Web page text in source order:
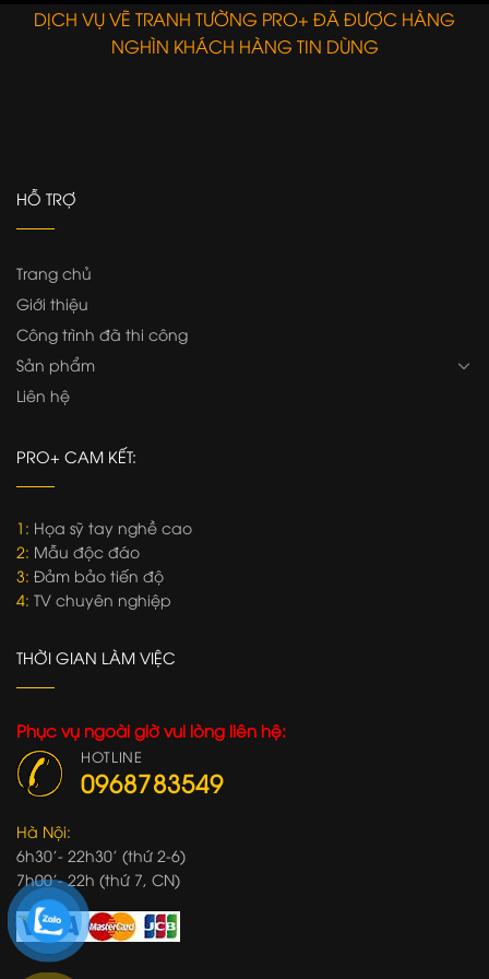
DỊCH VỤ VẼ TRANH TƯỜNG PRO+ ĐÃ ĐƯỢC HÀNG
NGHÌN KHÁCH HÀNG TIN DÙNG
HỖ TRỢ
Trang chủ
Giới thiệu
Công trình đã thi công
Sản phẩm
Liên hệ
PRO+ CAM KẾT:
1: Họa sỹ tay nghề cao
2: Mẫu độc đáo
3: Đảm bảo tiến độ
4: TV chuyên nghiệp
THỜI GIAN LÀM VIỆC
Phục vụ ngoài giờ vui lòng liên hệ:
HOTLINE
0968783549
Hà Nội:
6h30'- 22h30' (thứ 2-6)
7h00'- 22h (thứ 7, CN)